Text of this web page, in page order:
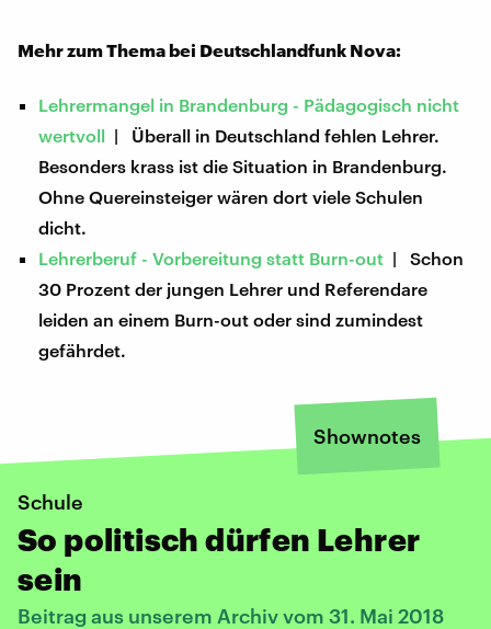
Mehr zum Thema bei Deutschlandfunk Nova:
Lehrermangel in Brandenburg - Pädagogisch nicht
wertvoll | Überall in Deutschland fehlen Lehrer.
Besonders krass ist die Situation in Brandenburg.
Ohne Quereinsteiger wären dort viele Schulen
dicht.
Lehrerberuf - Vorbereitung statt Burn-out | Schon
30 Prozent der jungen Lehrer und Referendare
leiden an einem Burn-out oder sind zumindest
gefährdet.
Shownotes
Schule
So politisch dürfen Lehrer
sein
Beitrag aus unserem Archiv vom 31. Mai 2018